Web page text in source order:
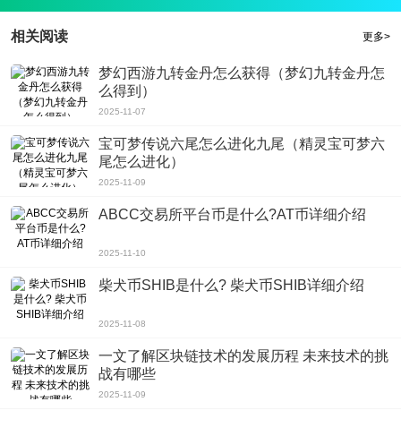
相关阅读 更多>
梦幻西游九转金丹怎么获得（梦幻九转金丹怎
么得到）
2025-11-07
宝可梦传说六尾怎么进化九尾（精灵宝可梦六
尾怎么进化）
2025-11-09
ABCC交易所平台币是什么?AT币详细介绍
2025-11-10
柴犬币SHIB是什么? 柴犬币SHIB详细介绍
2025-11-08
一文了解区块链技术的发展历程 未来技术的挑
战有哪些
2025-11-09